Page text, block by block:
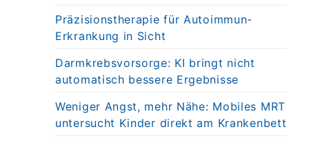
Präzisionstherapie für Autoimmun-
Erkrankung in Sicht
Darmkrebsvorsorge: KI bringt nicht
automatisch bessere Ergebnisse
Weniger Angst, mehr Nähe: Mobiles MRT
untersucht Kinder direkt am Krankenbett